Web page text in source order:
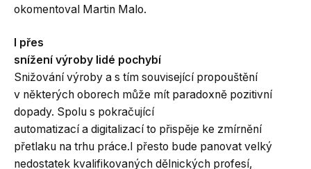
okomentoval Martin Malo.
I přes
snížení výroby lidé pochybí
Snižování výroby a s tím související propouštění
v některých oborech může mít paradoxně pozitivní
dopady. Spolu s pokračující
automatizací a digitalizací to přispěje ke zmírnění
přetlaku na trhu práce.I přesto bude panovat velký
nedostatek kvalifikovaných dělnických profesí,